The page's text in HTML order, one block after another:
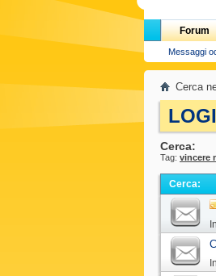
Forum
Messaggi
Cerca
Cerca:
Tag: vincere
Cerca: